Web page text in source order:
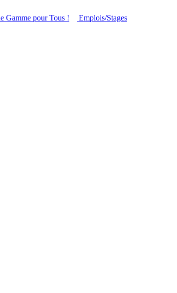
Gamme pour Tous !
Emplois/Stages